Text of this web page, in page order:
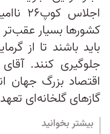
کشورها بسیار عقب‌تر
باید باشند تا از
جلوگیری کنند.
اقتصاد بزرگ جهان
گازهای گلخانه‌ای
بیشتر بخوانید